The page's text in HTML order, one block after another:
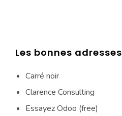
Les bonnes adresses
Carré noir
Clarence Consulting
Essayez Odoo (free)